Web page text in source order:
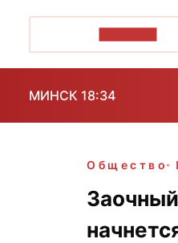
МИНСК 18:34
Общество